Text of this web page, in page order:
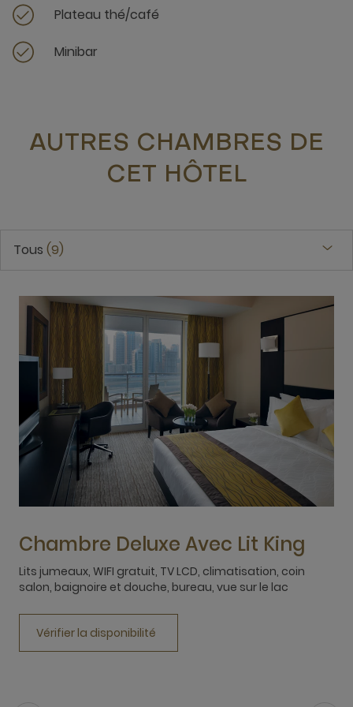
Plateau thé/café
Minibar
AUTRES CHAMBRES DE
CET HÔTEL
Tous 9
Chambre Deluxe Avec Lit King
Lits jumeaux, WIFI gratuit, TV LCD, climatisation, coin
salon, baignoire et douche, bureau, vue sur le lac
Vérifier la disponibilité